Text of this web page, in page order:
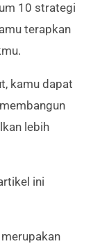
10 strategi
terapkan
kamu dapat
lebih
ini